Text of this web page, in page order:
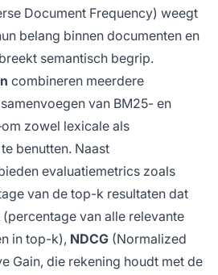
Document Frequency) weegt
belang binnen documenten en
semantisch begrip.
combineren meerdere
van BM25- en
zowel lexicale als
benutten. Naast
evaluatiemetrics zoals
van de top-k resultaten dat
(percentage van alle relevante
in top-k), NDCG (Normalized
Gain, die rekening houdt met de